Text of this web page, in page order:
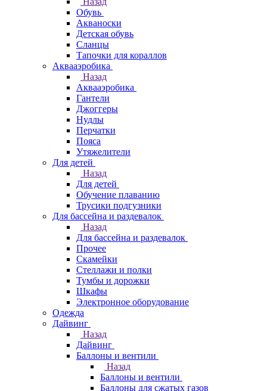
Обувь
Акваноски
Детская обувь
Сланцы
Тапочки для кораллов
Аквааэробика
Назад
Аквааэробика
Гантели
Джоггеры
Нудлы
Перчатки
Пояса
Утяжелители
Для детей
Назад
Для детей
Обучение плаванию
Трусики подгузники
Для бассейна и раздевалок
Назад
Для бассейна и раздевалок
Прочее
Скамейки
Стеллажи и полки
Тумбы и дорожки
Шкафы
Электронное оборудование
Одежда
Дайвинг
Назад
Дайвинг
Баллоны и вентили
Назад
Баллоны и вентили
Баллоны для сжатых газов